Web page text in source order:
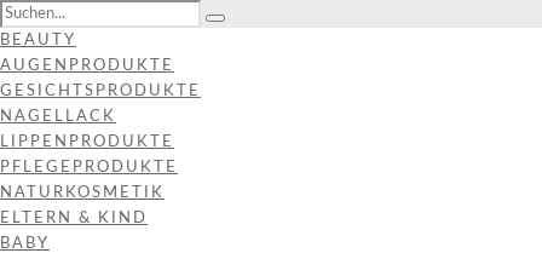
BEAUTY
AUGENPRODUKTE
GESICHTSPRODUKTE
NAGELLACK
LIPPENPRODUKTE
PFLEGEPRODUKTE
NATURKOSMETIK
ELTERN & KIND
BABY